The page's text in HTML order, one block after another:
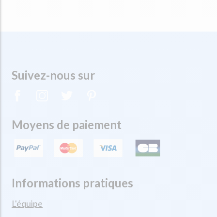
Suivez-nous sur
Moyens de paiement
Informations pratiques
L'équipe